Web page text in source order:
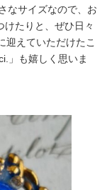
なサイズなので、お
たりと、ぜひ日々
迎えていただけたこ
」も嬉しく思いま